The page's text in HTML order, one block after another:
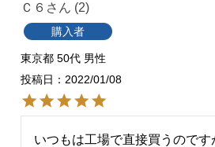
Ｃ６ 2
購入者
東京都 50代 男性
投稿日
2022/01/08
いつもは工場で直接買うのです